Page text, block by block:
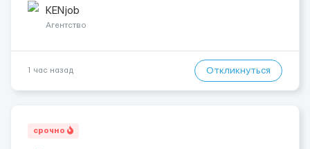
одного до трех месяцев. Мед. страховка. Высокая зарплат...
KENjob
Агентство
1 час назад Откликнуться
срочно